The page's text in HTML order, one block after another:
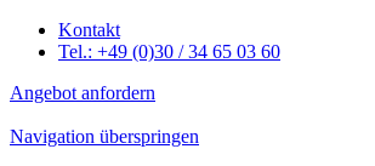
Kontakt
Tel.: +49 (0)30 / 34 65 03 60
Angebot anfordern
Navigation überspringen